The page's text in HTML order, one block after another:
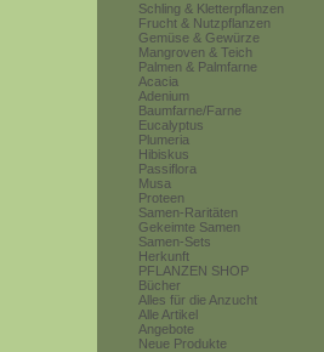
Schling & Kletterpflanzen
Frucht & Nutzpflanzen
Gemüse & Gewürze
Mangroven & Teich
Palmen & Palmfarne
Acacia
Adenium
Baumfarne/Farne
Eucalyptus
Plumeria
Hibiskus
Passiflora
Musa
Proteen
Samen-Raritäten
Gekeimte Samen
Samen-Sets
Herkunft
PFLANZEN SHOP
Bücher
Alles für die Anzucht
Alle Artikel
Angebote
Neue Produkte